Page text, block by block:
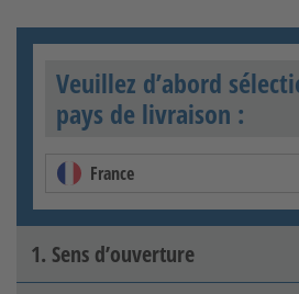
Veuillez d’abord
pays de livraison :
France
1. Sens d’ouverture